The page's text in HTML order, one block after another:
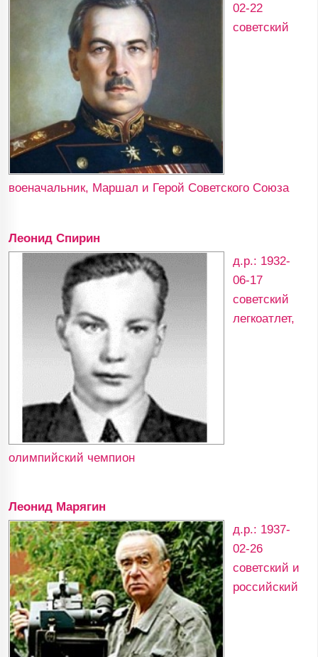
02-22
советский
военачальник, Маршал и Герой Советского Союза
Леонид Спирин
д.р.: 1932-
06-17
советский
легкоатлет,
олимпийский чемпион
Леонид Марягин
д.р.: 1937-
02-26
советский и
российский